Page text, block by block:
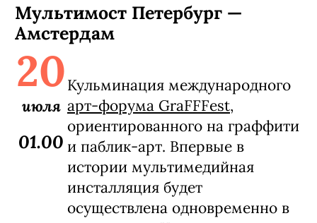
Мультимост Петербург —
Амстердам
20
июля
01.00
Кульминация международного
арт-форума GraFFFest,
ориентированного на граффити
и паблик-арт. Впервые в
истории мультимедийная
инсталляция будет
осуществлена одновременно в